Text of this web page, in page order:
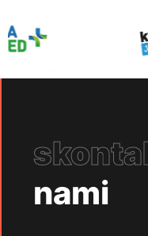
nami